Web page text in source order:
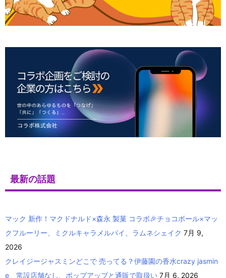
最新の話題
マック 新作！マクドナルド×森永 製菓 コラボ🎉チョコボール×マッ
クフルーリー、ミクルキャラメルパイ、ラムネシェイク 7月 9,
2026
クレイジージャスミンどこで 売ってる？伊藤園の香水crazy jasmin
e 常設店舗なし、ポップアップと通販で取扱い 7月 6, 2026